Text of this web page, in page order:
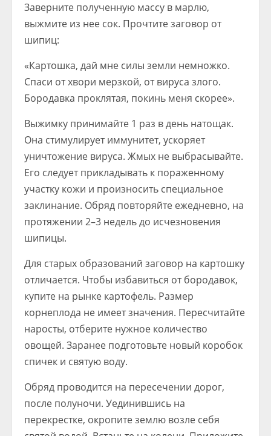
Заверните полученную массу в марлю,
выжмите из нее сок. Прочтите заговор от
шипиц:
«Картошка, дай мне силы земли немножко.
Спаси от хвори мерзкой, от вируса злого.
Бородавка проклятая, покинь меня скорее».
Выжимку принимайте 1 раз в день натощак.
Она стимулирует иммунитет, ускоряет
уничтожение вируса. Жмых не выбрасывайте.
Его следует прикладывать к пораженному
участку кожи и произносить специальное
заклинание. Обряд повторяйте ежедневно, на
протяжении 2–3 недель до исчезновения
шипицы.
Для старых образований заговор на картошку
отличается. Чтобы избавиться от бородавок,
купите на рынке картофель. Размер
корнеплода не имеет значения. Пересчитайте
наросты, отберите нужное количество
овощей. Заранее подготовьте новый коробок
спичек и святую воду.
Обряд проводится на пересечении дорог,
после полуночи. Уединившись на
перекрестке, окропите землю возле себя